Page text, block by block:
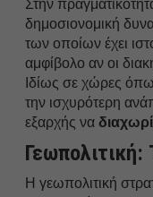
Στην
δημοσιονομική
των οποίων έχει
αμφίβολο αν οι
Ιδίως σε χώρες
την ισχυρότερη
εξαρχής να
Η γεωπολιτική